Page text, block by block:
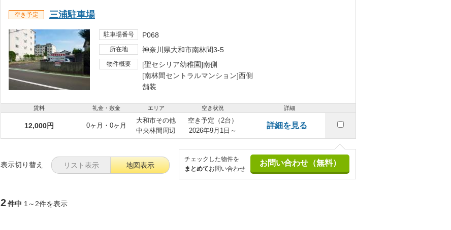
空き予定 三浦駐車場
駐車場番号 P068
所在地 神奈川県大和市南林間3-5
物件概要
[聖セシリア幼稚園]南側
[南林間セントラルマンション]西側
舗装
賃料 礼金・敷金 エリア 空き状況 詳細
12,000円 0ヶ月・0ヶ月
大和市その他
中央林間周辺
空き予定（2台）
2026年9月1日～
詳細を見る
表示切り替え リスト表示 地図表示
チェックした物件を
まとめてお問い合わせ
2件中 1～2件を表示